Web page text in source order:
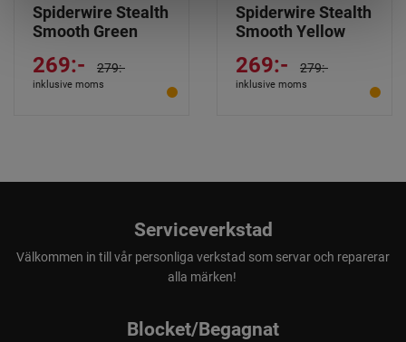
Spiderwire Stealth
Smooth Green
269:- 279:-
inklusive moms
Spiderwire Stealth
Smooth Yellow
269:- 279:-
inklusive moms
Serviceverkstad
Välkommen in till vår personliga verkstad som servar och reparerar
alla märken!
Blocket/Begagnat